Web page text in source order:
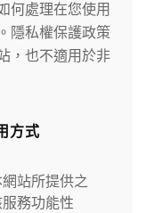
何處理在您使用
隱私權保護政策
，也不適用於非
方式
站所提供之
務功能性